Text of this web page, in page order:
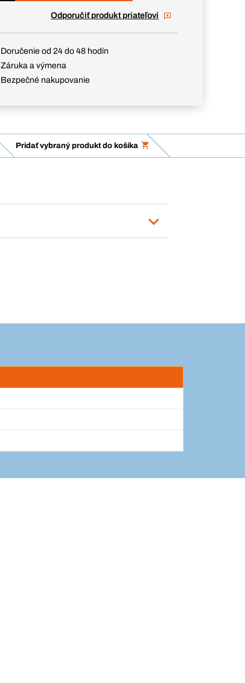
Odporučiť produkt priateľovi
Doručenie od 24 do 48 hodín
Záruka a výmena
Bezpečné nakupovanie
Pridať vybraný produkt do košíka